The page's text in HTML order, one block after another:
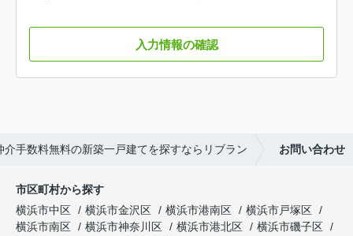
入力情報の確認
介手数料無料の新築一戸建てを探すならリブラン お問い合わせ
市区町村から探す
横浜市中区
横浜市金沢区 横浜市港南区
横浜市戸塚区
横浜市南区
横浜市神奈川区 横浜市港北区
横浜市磯子区